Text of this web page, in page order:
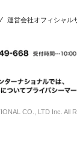
運営会社オフィシャル
CO., LTD Inc. All